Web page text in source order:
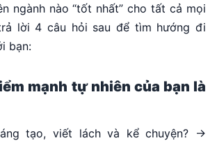
ngành nào “tốt nhất” cho tất cả mọi
lời 4 câu hỏi sau để tìm hướng đi
bạn:
mạnh tự nhiên của bạn là
tạo, viết lách và kể chuyện? →